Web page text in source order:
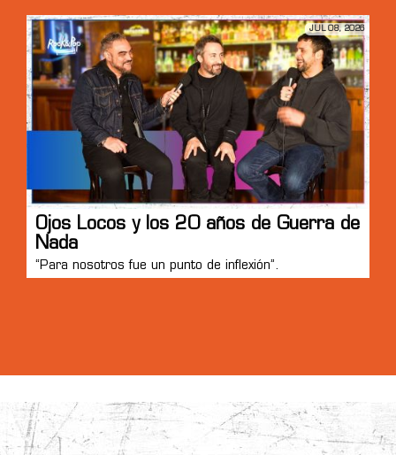
JUL 08, 2026
Ojos Locos y los 20 años de Guerra de
Nada
“Para nosotros fue un punto de inflexión”.